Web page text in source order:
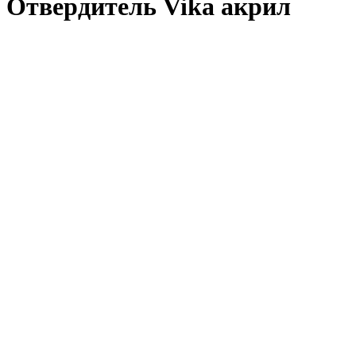
Отвердитель Vika акрил